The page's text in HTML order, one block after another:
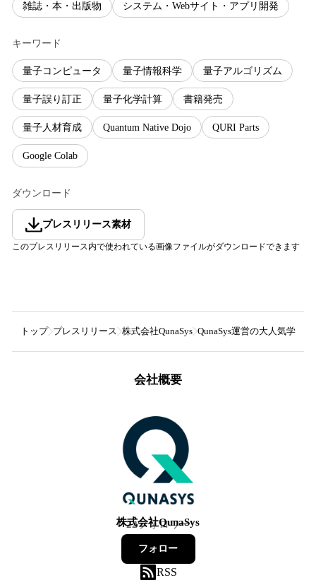
雑誌・本・出版物 システム・Webサイト・アプリ開発
キーワード
量子コンピュータ 量子情報科学 量子アルゴリズム
量子誤り訂正 量子化学計算 書籍発売
量子人材育成 Quantum Native Dojo QURI Parts
Google Colab
ダウンロード
プレスリリース素材
このプレスリリース内で使われている画像ファイルがダウンロードできます
トップ プレスリリース 株式会社QunaSys QunaSys運営の大人気学習
会社概要
株式会社QunaSys
22フォロワー
フォロー
RSS